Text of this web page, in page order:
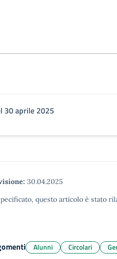
30 aprile 2025
30.04.2025
questo articolo è stato
Alunni Circolari